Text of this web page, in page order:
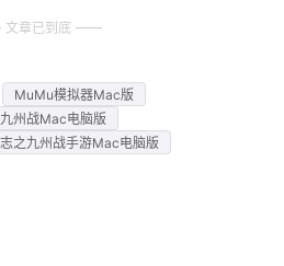
文章已到底
MuMu模拟器Mac版
州战Mac电脑版
之九州战手游Mac电脑版